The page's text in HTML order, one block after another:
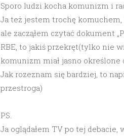
Sporo ludzi kocha komunizm i
Ja też jestem trochę komuchem,
ale zacząłem czytać dokument
RBE, to jakiś przekręt(tylko nie
komunizm miał jasno określone
Jak rozeznam się bardziej, to
przestroga)
PS.
Ja oglądałem TV po tej debacie,